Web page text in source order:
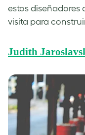
estos diseñadores
visita para
Judith